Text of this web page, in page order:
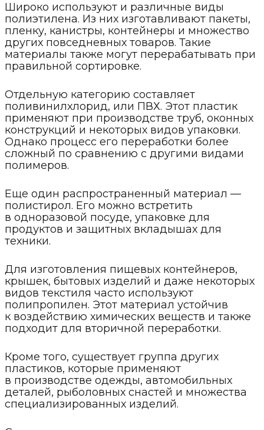
Широко используют и различные виды
полиэтилена. Из них изготавливают пакеты,
пленку, канистры, контейнеры и множество
других повседневных товаров. Такие
материалы также могут перерабатывать при
правильной сортировке.
Отдельную категорию составляет
поливинилхлорид, или ПВХ. Этот пластик
применяют при производстве труб, оконных
конструкций и некоторых видов упаковки.
Однако процесс его переработки более
сложный по сравнению с другими видами
полимеров.
Еще один распространенный материал —
полистирол. Его можно встретить
в одноразовой посуде, упаковке для
продуктов и защитных вкладышах для
техники.
Для изготовления пищевых контейнеров,
крышек, бытовых изделий и даже некоторых
видов текстиля часто используют
полипропилен. Этот материал устойчив
к воздействию химических веществ и также
подходит для вторичной переработки.
Кроме того, существует группа других
пластиков, которые применяют
в производстве одежды, автомобильных
деталей, рыболовных снастей и множества
специализированных изделий.